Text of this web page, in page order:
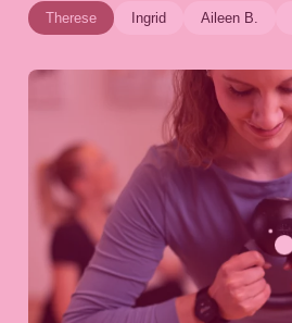
Therese Ingrid Aileen B.